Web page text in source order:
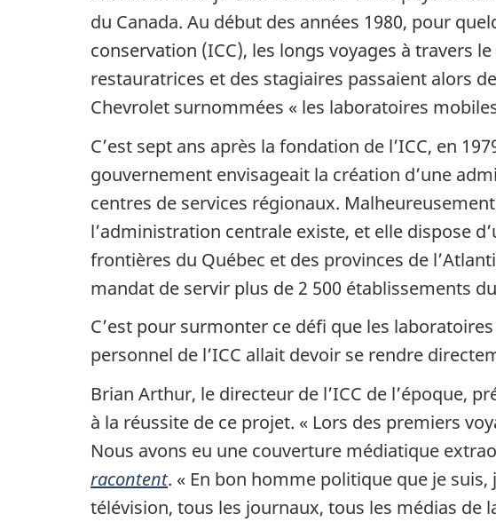
du Canada. Au début des années 1980, pour
conservation (ICC), les longs voyages à travers
restauratrices et des stagiaires passaient alors
Chevrolet surnommées « les laboratoires mobiles
C’est sept ans après la fondation de l’ICC, en
gouvernement envisageait la création d’une
centres de services régionaux.
l’administration centrale existe, et elle dispose
frontières du Québec et des provinces de
mandat de servir plus de 2 500 établissements
C’est pour surmonter ce défi que les
personnel de l’ICC allait devoir se rendre
Brian Arthur, le directeur de l’ICC de l’époque,
à la réussite de ce projet. « Lors des premiers
Nous avons eu une couverture médiatique
racontent. « En bon homme politique que je
télévision, tous les journaux, tous les médias de